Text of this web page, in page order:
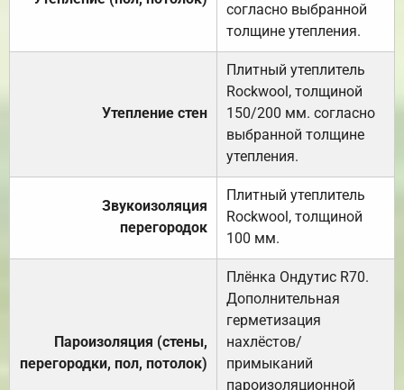
согласно выбранной
толщине утепления.
Утепление стен
Плитный утеплитель
Rockwool, толщиной
150/200 мм. согласно
выбранной толщине
утепления.
Звукоизоляция
перегородок
Плитный утеплитель
Rockwool, толщиной
100 мм.
Пароизоляция (стены,
перегородки, пол, потолок)
Плёнка Ондутис R70.
Дополнительная
герметизация
нахлёстов/
примыканий
пароизоляционной